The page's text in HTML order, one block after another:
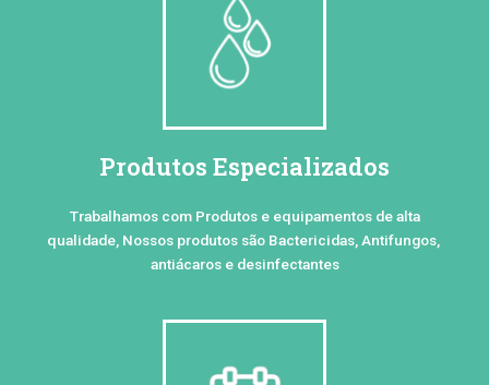
Produtos Especializados
Trabalhamos com Produtos e equipamentos de alta
qualidade, Nossos produtos são Bactericidas, Antifungos,
antiácaros e desinfectantes